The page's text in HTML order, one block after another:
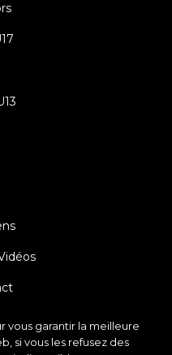
vous garantir la meilleure
si vous les refusez des